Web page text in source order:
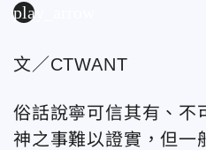
play_arrow
文／CTWANT
俗話說寧可信其有、不
神之事難以證實，但一